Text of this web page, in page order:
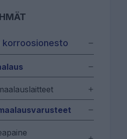
korroosionesto